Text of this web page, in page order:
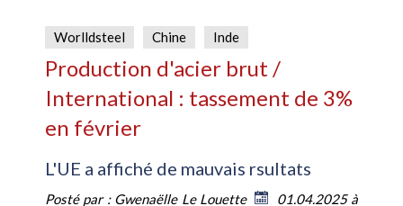
Worlldsteel Chine Inde
Production d'acier brut /
International : tassement de 3%
en février
L'UE a affiché de mauvais rsultats
Posté par : Gwenaëlle Le Louette
01.04.2025 à